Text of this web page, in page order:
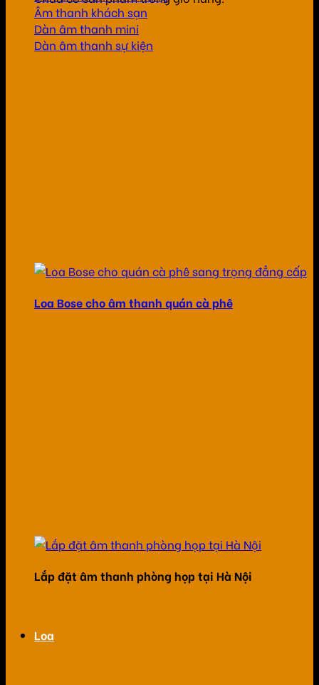
Âm thanh khách sạn
Dàn âm thanh mini
Dàn âm thanh sự kiện
Loa Bose cho âm thanh quán cà phê
Lắp đặt âm thanh phòng họp tại Hà Nội
Loa